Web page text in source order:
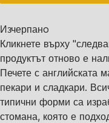
Изчерпанo
Кликнете върху
продуктът отново е
Печете с английската
пекари и сладкари.
типични форми са
стомана, която е